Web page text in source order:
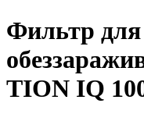
Фильтр для
TION IQ